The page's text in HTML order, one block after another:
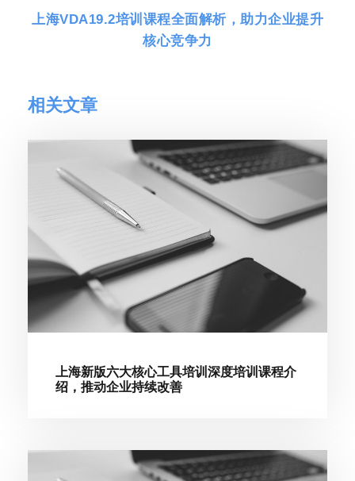
上海VDA19.2培训课程全面解析，助力企业提升
核心竞争力
相关文章
上海新版六大核心工具培训深度培训课程介
绍，推动企业持续改善